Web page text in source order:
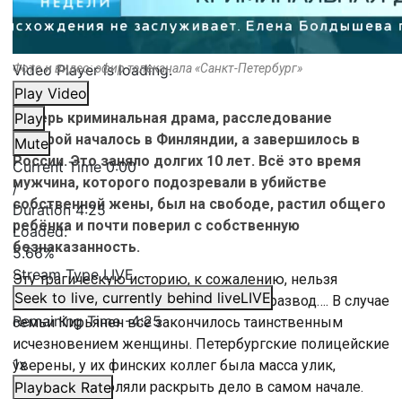
Video Player is loading.
Play Video
Play
Mute
Current Time0:00
/
Duration4:25
Loaded:
5.66%
Stream TypeLIVE
Seek to live, currently behind liveLIVE
Remaining Time-4:25
1x
Playback Rate
Фото и видео: эфир телеканала «Санкт-Петербург»
Теперь криминальная драма, расследование
которой началось в Финляндии, а завершилось в
России. Это заняло долгих 10 лет. Всё это время
мужчина, которого подозревали в убийстве
собственной жены, был на свободе, растил общего
ребёнка и почти поверил с собственную
безнаказанность.
Эту трагическую историю, к сожалению, нельзя
назвать уникальной. Ссоры, тяжёлый развод…. В случае
семьи Кирьянен всё закончилось таинственным
исчезновением женщины. Петербургские полицейские
уверены, у их финских коллег была масса улик,
которые позволяли раскрыть дело в самом начале.